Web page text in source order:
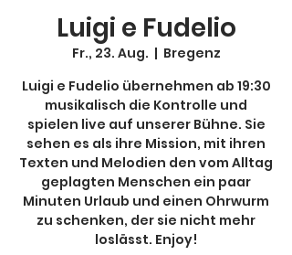
Luigi e Fudelio
Fr., 23. Aug.
  |
Bregenz
Luigi e Fudelio übernehmen ab 19:30
musikalisch die Kontrolle und
spielen live auf unserer Bühne. Sie
sehen es als ihre Mission, mit ihren
Texten und Melodien den vom Alltag
geplagten Menschen ein paar
Minuten Urlaub und einen Ohrwurm
zu schenken, der sie nicht mehr
loslässt. Enjoy!